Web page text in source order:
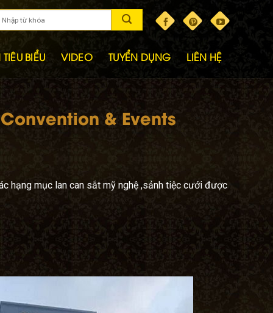
BIỂU VIDEO TUYỂN DỤNG LIÊN HỆ
& Events
hạng mục lan can sắt mỹ nghệ ,sảnh tiệc cưới được